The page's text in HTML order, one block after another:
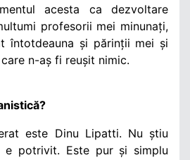
acesta ca dezvoltare
profesorii mei minunați,
întotdeauna și părinții mei și
n-aș fi reușit nimic.
este Dinu Lipatti. Nu știu
e potrivit. Este pur și simplu